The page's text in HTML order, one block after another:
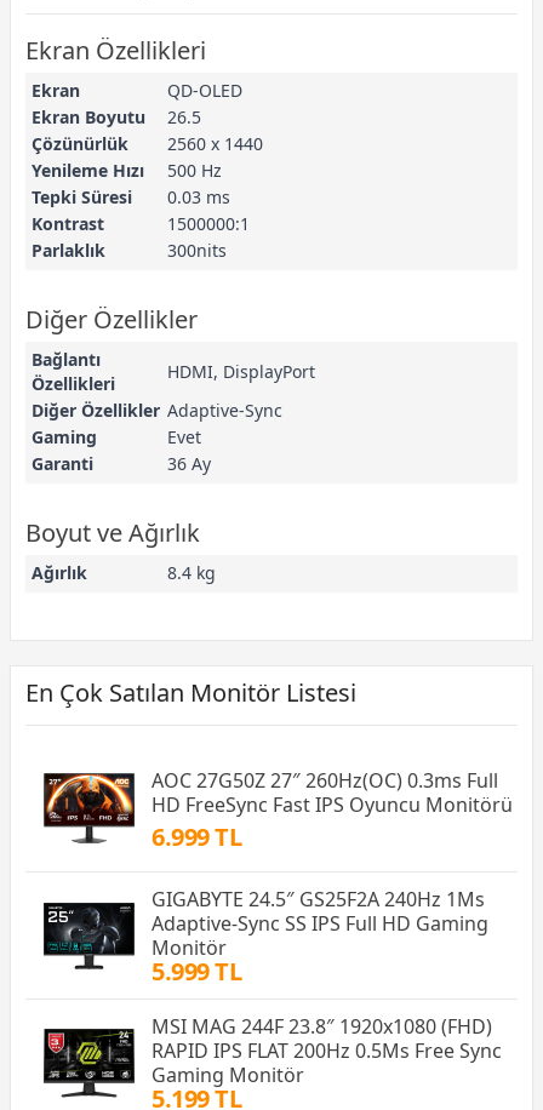
Ekran Özellikleri
Ekran
QD-OLED
Ekran Boyutu
26.5
Çözünürlük
2560 x 1440
Yenileme Hızı
500 Hz
Tepki Süresi
0.03 ms
Kontrast
1500000:1
Parlaklık
300nits
Diğer Özellikler
Bağlantı
Özellikleri
HDMI, DisplayPort
Diğer Özellikler Adaptive-Sync
Gaming
Evet
Garanti
36 Ay
Boyut ve Ağırlık
Ağırlık 8.4 kg
En Çok Satılan Monitör Listesi
AOC 27G50Z 27″ 260Hz(OC) 0.3ms Full
HD FreeSync Fast IPS Oyuncu Monitörü
6.999 TL
GIGABYTE 24.5″ GS25F2A 240Hz 1Ms
Adaptive-Sync SS IPS Full HD Gaming
Monitör
5.999 TL
MSI MAG 244F 23.8″ 1920x1080 (FHD)
RAPID IPS FLAT 200Hz 0.5Ms Free Sync
Gaming Monitör
5.199 TL